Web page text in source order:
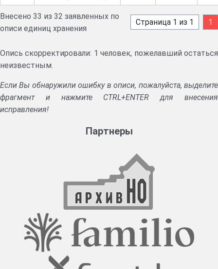
Внесено 33 из 32 заявленных по
описи единиц хранения
Страница 1 из 1 1
Опись скорректировали: 1 человек, пожелавший остаться
неизвестным.
Если Вы обнаружили ошибку в описи, пожалуйста, выделите
фрагмент и нажмите CTRL+ENTER для внесения
исправления!
Партнеры